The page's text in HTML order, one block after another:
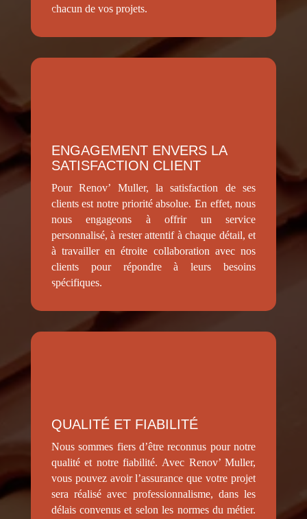
chacun de vos projets.
ENGAGEMENT ENVERS LA
SATISFACTION CLIENT
Pour Renov’ Muller, la satisfaction de ses
clients est notre priorité absolue. En effet, nous
nous engageons à offrir un service
personnalisé, à rester attentif à chaque détail, et
à travailler en étroite collaboration avec nos
clients pour répondre à leurs besoins
spécifiques.
QUALITÉ ET FIABILITÉ
Nous sommes fiers d’être reconnus pour notre
qualité et notre fiabilité. Avec Renov’ Muller,
vous pouvez avoir l’assurance que votre projet
sera réalisé avec professionnalisme, dans les
délais convenus et selon les normes du métier.